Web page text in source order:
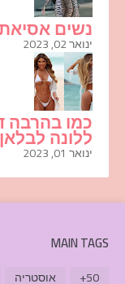
נשים
ינואר 02, 2023
כמו בהרבה
ללונה
ינואר 01, 2023
MAIN TAGS
50+ אוסטריה